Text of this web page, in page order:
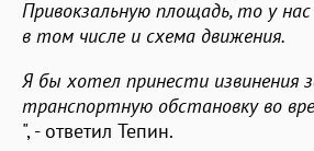
Привокзальную площадь, то у
в том числе и схема движения.
Я бы хотел принести извинения
транспортную обстановку во
", - ответил Тепин.